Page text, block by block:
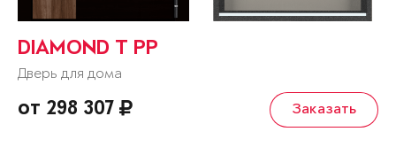
DIAMOND T РР
Дверь для дома
от 298 307 Заказать